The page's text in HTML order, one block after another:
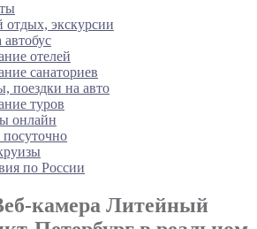
экскурсии
отелей
санаториев
поездки на авто
туров
онлайн
по России
камера Литейный